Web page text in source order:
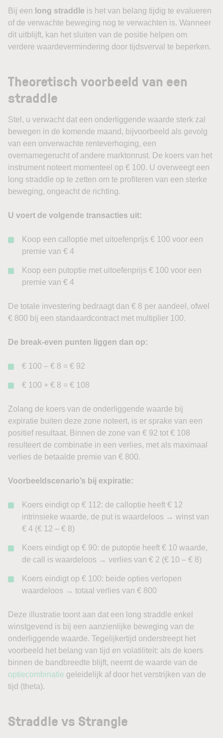
Bij een long straddle is het van belang tijdig te evalueren
of de verwachte beweging nog te verwachten is. Wanneer
dit uitblijft, kan het sluiten van de positie helpen om
verdere waardevermindering door tijdsverval te beperken.
Theoretisch voorbeeld van een
straddle
Stel, u verwacht dat een onderliggende waarde sterk zal
bewegen in de komende maand, bijvoorbeeld als gevolg
van een onverwachte renteverhoging, een
overnamegerucht of andere marktonrust. De koers van het
instrument noteert momenteel op € 100. U overweegt een
long straddle op te zetten om te profiteren van een sterke
beweging, ongeacht de richting.
U voert de volgende transacties uit:
Koop een calloptie met uitoefenprijs € 100 voor een
premie van € 4
Koop een putoptie met uitoefenprijs € 100 voor een
premie van € 4
De totale investering bedraagt dan € 8 per aandeel, ofwel
€ 800 bij een standaardcontract met multiplier 100.
De break-even punten liggen dan op:
€ 100 – € 8 = € 92
€ 100 + € 8 = € 108
Zolang de koers van de onderliggende waarde bij
expiratie buiten deze zone noteert, is er sprake van een
positief resultaat. Binnen de zone van € 92 tot € 108
resulteert de combinatie in een verlies, met als maximaal
verlies de betaalde premie van € 800.
Voorbeeldscenario’s bij expiratie:
Koers eindigt op € 112: de calloptie heeft € 12
intrinsieke waarde, de put is waardeloos → winst van
€ 4 (€ 12 – € 8)
Koers eindigt op € 90: de putoptie heeft € 10 waarde,
de call is waardeloos → verlies van € 2 (€ 10 – € 8)
Koers eindigt op € 100: beide opties verlopen
waardeloos → totaal verlies van € 800
Deze illustratie toont aan dat een long straddle enkel
winstgevend is bij een aanzienlijke beweging van de
onderliggende waarde. Tegelijkertijd onderstreept het
voorbeeld het belang van tijd en volatiliteit: als de koers
binnen de bandbreedte blijft, neemt de waarde van de
optiecombinatie geleidelijk af door het verstrijken van de
tijd (theta).
Straddle vs Strangle